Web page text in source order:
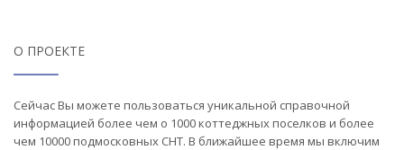
О ПРОЕКТЕ
Сейчас Вы можете пользоваться уникальной справочной
информацией более чем о 1000 коттеджных поселков и более
чем 10000 подмосковных СНТ. В ближайшее время мы включим